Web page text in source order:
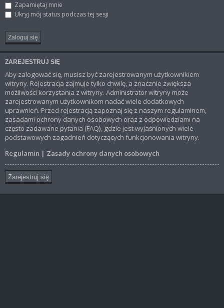
Zapamiętaj mnie
Ukryj mój status podczas tej sesji
ZAREJESTRUJ SIĘ
Aby zalogować się, musisz być zarejestrowanym użytkownikiem
witryny. Rejestracja zajmuje tylko chwilę, a znacznie zwiększa
możliwości korzystania z witryny. Administrator witryny może
zarejestrowanym użytkownikom nadać wiele dodatkowych
uprawnień. Przed rejestracją zapoznaj się z naszym regulaminem,
zasadami ochrony danych osobowych oraz z odpowiedziami na
często zadawane pytania (FAQ), gdzie jest wyjaśnionych wiele
podstawowych zagadnień dotyczących funkcjonowania witryny.
Regulamin | Zasady ochrony danych osobowych
Zarejestruj się